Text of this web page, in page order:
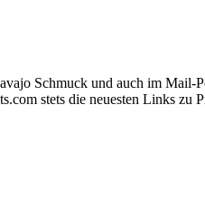
Schmuck und auch im
stets die neuesten Links